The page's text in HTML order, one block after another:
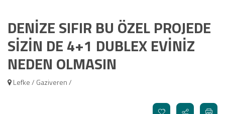
DENİZE SIFIR BU ÖZEL PROJEDE
SİZİN DE 4+1 DUBLEX EVİNİZ
NEDEN OLMASIN
Lefke / Gaziveren /